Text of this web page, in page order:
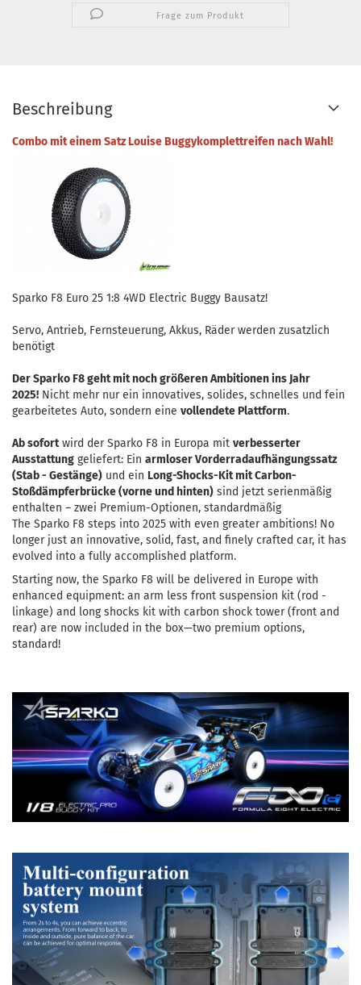
Frage zum Produkt
Beschreibung
Combo mit einem Satz Louise Buggykomplettreifen nach Wahl!
Sparko F8 Euro 25 1:8 4WD Electric Buggy Bausatz!
Servo, Antrieb, Fernsteuerung, Akkus, Räder werden zusatzlich
benötigt
Der Sparko F8 geht mit noch größeren Ambitionen ins Jahr
2025! Nicht mehr nur ein innovatives, solides, schnelles und fein
gearbeitetes Auto, sondern eine vollendete Plattform.
Ab sofortwird der Sparko F8 in Europa mit verbesserter
Ausstattung geliefert: Ein armloser Vorderradaufhängungssatz
(Stab - Gestänge) und ein Long-Shocks-Kit mit Carbon-
Stoßdämpferbrücke (vorne und hinten) sind jetzt serienmäßig
enthalten – zwei Premium-Optionen, standardmäßig
The Sparko F8 steps into 2025 with even greater ambitions! No
longer just an innovative, solid, fast, and finely crafted car, it has
evolved into a fully accomplished platform.
Starting now, the Sparko F8 will be delivered in Europe with
enhanced equipment: an arm less front suspension kit (rod -
linkage) and long shocks kit with carbon shock tower (front and
rear) are now included in the box—two premium options,
standard!